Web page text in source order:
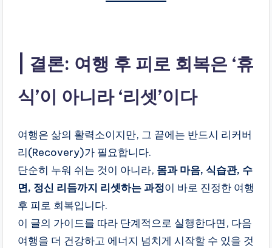
결론: 여행 후 피로 회복은 ‘휴
식’이 아니라 ‘리셋’이다
여행은 삶의 활력소이지만, 그 끝에는 반드시 리커버
리(Recovery)가 필요합니다.
단순히 누워 쉬는 것이 아니라, 몸과 마음, 식습관, 수
면, 정신 리듬까지 리셋하는 과정이 바로 진정한 여행
후 피로 회복입니다.
이 글의 가이드를 따라 단계적으로 실행한다면, 다음
여행을 더 건강하고 에너지 넘치게 시작할 수 있을 것